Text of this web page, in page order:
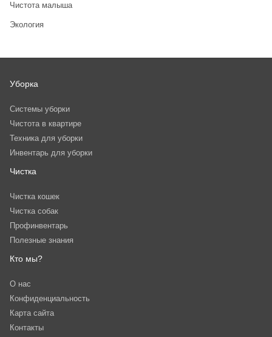
Чистота малыша
Экология
Уборка
Системы уборки
Чистота в квартире
Техника для уборки
Инвентарь для уборки
Чистка
Чистка кошек
Чистка собак
Профинвентарь
Полезные знания
Кто мы?
О нас
Конфиденциальность
Карта сайта
Контакты